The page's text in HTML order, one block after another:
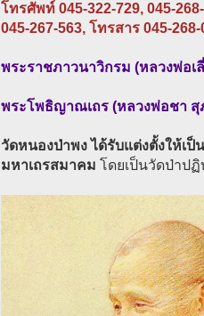
โทรศัพท์ 045-322-729, 045-
045-267-563, โทรสาร 045-268-
พระราชภาวนาวิกรม (หลวงพ่อเ
พระโพธิญาณเถร (หลวงพ่อชา สุ
วัดหนองป่าพง ได้รับแต่งตั้งให้เ
มหาเถรสมาคม โดยเป็นวัดป่าป